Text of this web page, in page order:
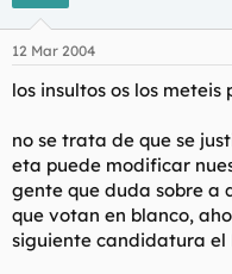
12 Mar 2004
los insultos os los meteis
no se trata de que se
eta puede modificar
gente que duda sobre a
que votan en blanco,
siguiente candidatura el